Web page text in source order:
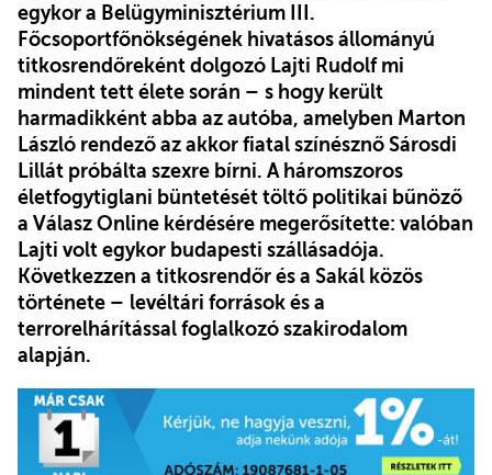
egykor a Belügyminisztérium III.
Főcsoportfőnökségének hivatásos állományú
titkosrendőreként dolgozó Lajti Rudolf mi
mindent tett élete során – s hogy került
harmadikként abba az autóba, amelyben Marton
László rendező az akkor fiatal színésznő Sárosdi
Lillát próbálta szexre bírni. A háromszoros
életfogytiglani büntetését töltő politikai bűnöző
a Válasz Online kérdésére megerősítette: valóban
Lajti volt egykor budapesti szállásadója.
Következzen a titkosrendőr és a Sakál közös
története – levéltári források és a
terrorelhárítással foglalkozó szakirodalom
alapján.